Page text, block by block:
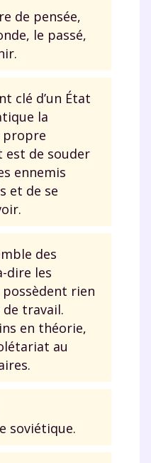
de pensée,
le passé,
clé d’un État
la
propre
est de souder
ennemis
et de se
des
dire les
rien
travail.
en théorie,
au
soviétique.